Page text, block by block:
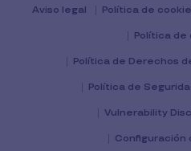
Aviso legal Política de
Política de
Política de Derechos
Política de
Vulnerability
Configuración